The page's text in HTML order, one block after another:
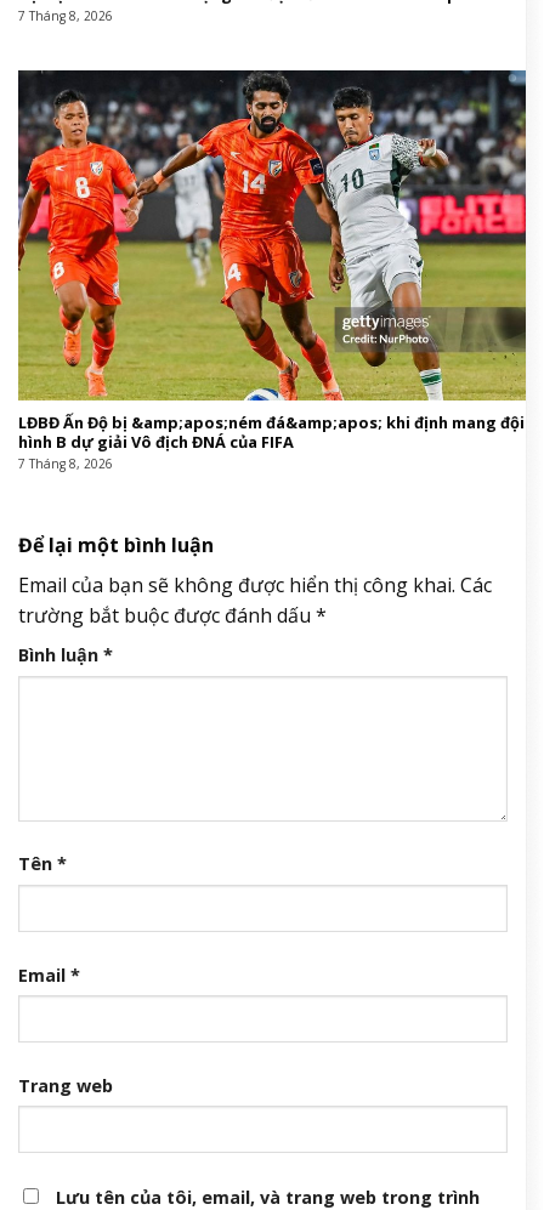
7 Tháng 8, 2026
LĐBĐ Ấn Độ bị &amp;apos;ném đá&amp;apos; khi định mang đội
hình B dự giải Vô địch ĐNÁ của FIFA
7 Tháng 8, 2026
Để lại một bình luận
Email của bạn sẽ không được hiển thị công khai. Các
trường bắt buộc được đánh dấu *
Bình luận *
Tên *
Email *
Trang web
Lưu tên của tôi, email, và trang web trong trình